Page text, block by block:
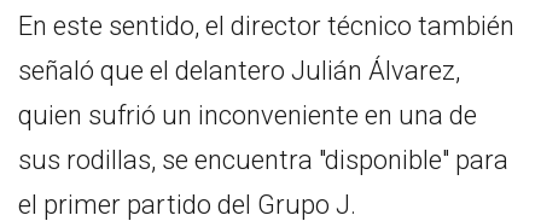
En este sentido, el director técnico también
señaló que el delantero Julián Álvarez,
quien sufrió un inconveniente en una de
sus rodillas, se encuentra "disponible" para
el primer partido del Grupo J.